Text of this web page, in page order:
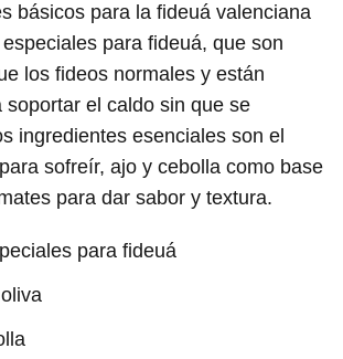
básicos para la fideuá valenciana
para fideuá, que son
los fideos normales y están
soportar el caldo sin que se
ingredientes esenciales son el
sofreír, ajo y cebolla como base
para dar sabor y textura.
para fideuá